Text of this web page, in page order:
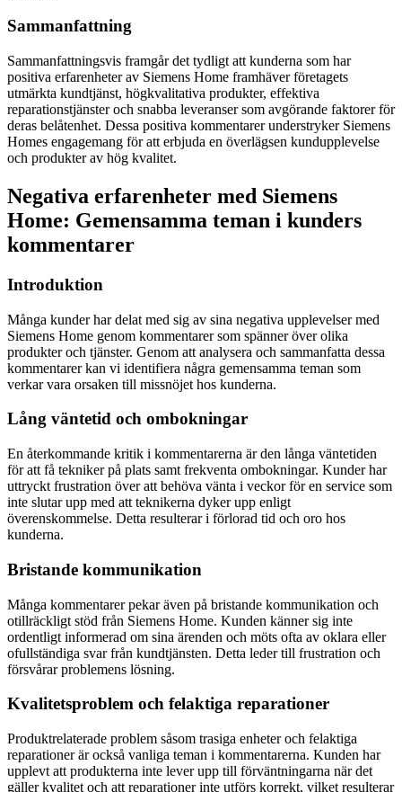
Sammanfattning
Sammanfattningsvis framgår det tydligt att kunderna som har
positiva erfarenheter av Siemens Home framhäver företagets
utmärkta kundtjänst, högkvalitativa produkter, effektiva
reparationstjänster och snabba leveranser som avgörande faktorer för
deras belåtenhet. Dessa positiva kommentarer understryker Siemens
Homes engagemang för att erbjuda en överlägsen kundupplevelse
och produkter av hög kvalitet.
Negativa erfarenheter med Siemens
Home: Gemensamma teman i kunders
kommentarer
Introduktion
Många kunder har delat med sig av sina negativa upplevelser med
Siemens Home genom kommentarer som spänner över olika
produkter och tjänster. Genom att analysera och sammanfatta dessa
kommentarer kan vi identifiera några gemensamma teman som
verkar vara orsaken till missnöjet hos kunderna.
Lång väntetid och ombokningar
En återkommande kritik i kommentarerna är den långa väntetiden
för att få tekniker på plats samt frekventa ombokningar. Kunder har
uttryckt frustration över att behöva vänta i veckor för en service som
inte slutar upp med att teknikerna dyker upp enligt
överenskommelse. Detta resulterar i förlorad tid och oro hos
kunderna.
Bristande kommunikation
Många kommentarer pekar även på bristande kommunikation och
otillräckligt stöd från Siemens Home. Kunden känner sig inte
ordentligt informerad om sina ärenden och möts ofta av oklara eller
ofullständiga svar från kundtjänsten. Detta leder till frustration och
försvårar problemens lösning.
Kvalitetsproblem och felaktiga reparationer
Produktrelaterade problem såsom trasiga enheter och felaktiga
reparationer är också vanliga teman i kommentarerna. Kunden har
upplevt att produkterna inte lever upp till förväntningarna när det
gäller kvalitet och att reparationer inte utförs korrekt, vilket resulterar